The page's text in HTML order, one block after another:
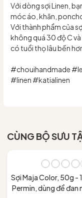
Với dòng sợi Linen,
móc áo, khăn,
Với thành phẩm của
không quá 30 độ C
có tuổi thọ lâu bền
#chouihandmade
#linen #katialinen
CÙNG BỘ SƯU
Sợi Maja Color, 50g -
Permin, dùng để đan